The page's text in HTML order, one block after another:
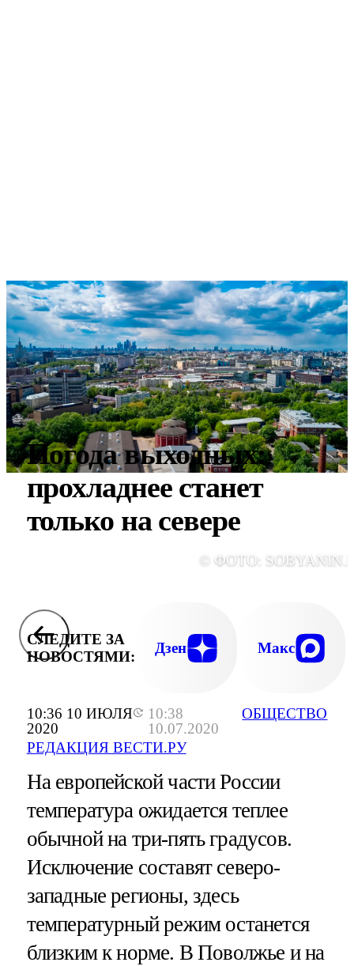
10:36 10 ИЮЛЯ
2020
10:38
10.07.2020
РЕДАКЦИЯ ВЕСТИ.РУ
ОБЩЕСТВО
Погода выходных:
прохладнее станет
только на севере
© ФОТО:
СЛЕДИТЕ ЗА
НОВОСТЯМИ:
Дзен Макс
На европейской части России
температура ожидается теплее
обычной на три-пять градусов.
Исключение составят северо-
западные регионы, здесь
температурный режим останется
близким к норме. В Поволжье и на